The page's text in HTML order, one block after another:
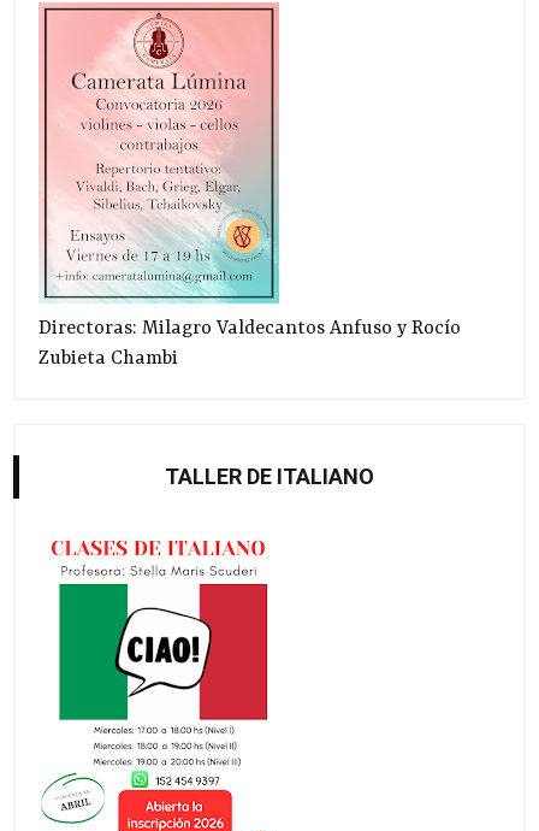
Directoras: Milagro Valdecantos Anfuso y Rocío
Zubieta Chambi
TALLER DE ITALIANO